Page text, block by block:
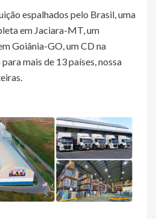
espalhados pelo Brasil, uma
em Jaciara-MT, um
Goiânia-GO, um CD na
mais de 13 países, nossa